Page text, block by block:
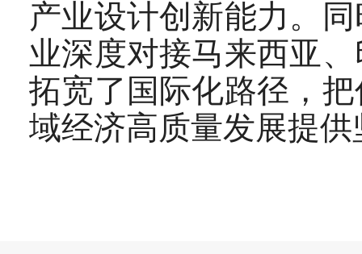
产业设计创新能力。
业深度对接马来西亚
拓宽了国际化路径，
域经济高质量发展提